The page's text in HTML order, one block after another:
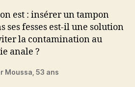
est : insérer un tampon
ses fesses est-il une solution
la contamination au
anale ?
Moussa, 53 ans